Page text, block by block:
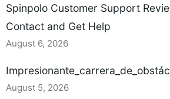
Spinpolo Customer Support
Contact and Get Help
August 6, 2026
August 5, 2026